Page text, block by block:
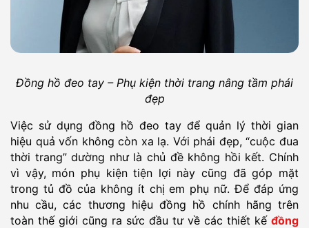
Đồng hồ đeo tay – Phụ kiện thời trang nâng tầm phái
đẹp
Việc sử dụng đồng hồ đeo tay để quản lý thời gian
hiệu quả vốn không còn xa lạ. Với phái đẹp, “cuộc đua
thời trang” dường như là chủ đề không hồi kết. Chính
vì vậy, món phụ kiện tiện lợi này cũng đã góp mặt
trong tủ đồ của không ít chị em phụ nữ. Để đáp ứng
nhu cầu, các thương hiệu đồng hồ chính hãng trên
toàn thế giới cũng ra sức đầu tư về các thiết kế đồng